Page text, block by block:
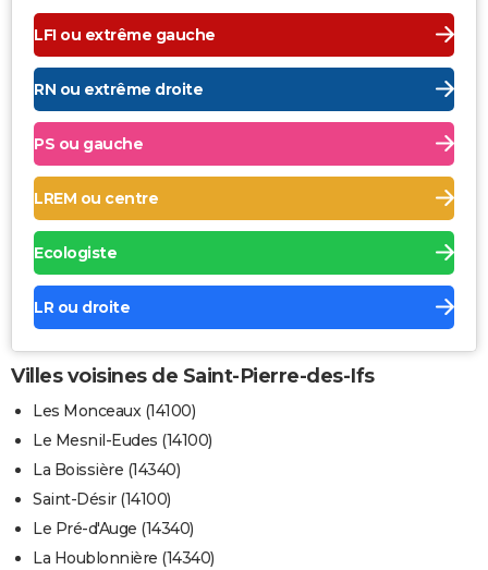
LFI ou extrême gauche
RN ou extrême droite
PS ou gauche
LREM ou centre
Ecologiste
LR ou droite
Villes voisines de Saint-Pierre-des-Ifs
Les Monceaux (14100)
Le Mesnil-Eudes (14100)
La Boissière (14340)
Saint-Désir (14100)
Le Pré-d'Auge (14340)
La Houblonnière (14340)